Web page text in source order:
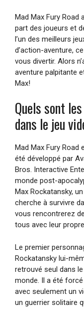
Mad Max Fury Road
part des joueurs et
l’un des meilleurs
d’action-aventure,
vous divertir. Alors
aventure palpitante
Max!
Quels sont
dans le jeu
Mad Max Fury Road
été développé par
Bros. Interactive
monde post-
Max Rockatansky,
cherche à survivre
vous rencontrerez
tous avec leur
Le premier
Rockatansky lui-
retrouvé seul dans
monde. Il a été
avec seulement un
un guerrier solitaire